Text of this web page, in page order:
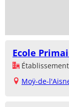
Ecole
Moÿ-de-